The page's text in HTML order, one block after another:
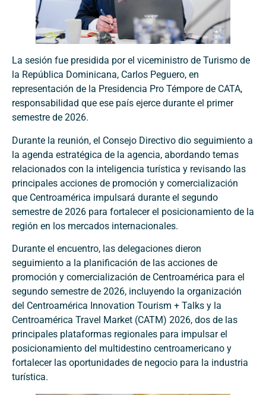
La sesión fue presidida por el viceministro de Turismo de
la República Dominicana, Carlos Peguero, en
representación de la Presidencia Pro Témpore de CATA,
responsabilidad que ese país ejerce durante el primer
semestre de 2026.
Durante la reunión, el Consejo Directivo dio seguimiento a
la agenda estratégica de la agencia, abordando temas
relacionados con la inteligencia turística y revisando las
principales acciones de promoción y comercialización
que Centroamérica impulsará durante el segundo
semestre de 2026 para fortalecer el posicionamiento de la
región en los mercados internacionales.
Durante el encuentro, las delegaciones dieron
seguimiento a la planificación de las acciones de
promoción y comercialización de Centroamérica para el
segundo semestre de 2026, incluyendo la organización
del Centroamérica Innovation Tourism + Talks y la
Centroamérica Travel Market (CATM) 2026, dos de las
principales plataformas regionales para impulsar el
posicionamiento del multidestino centroamericano y
fortalecer las oportunidades de negocio para la industria
turística.